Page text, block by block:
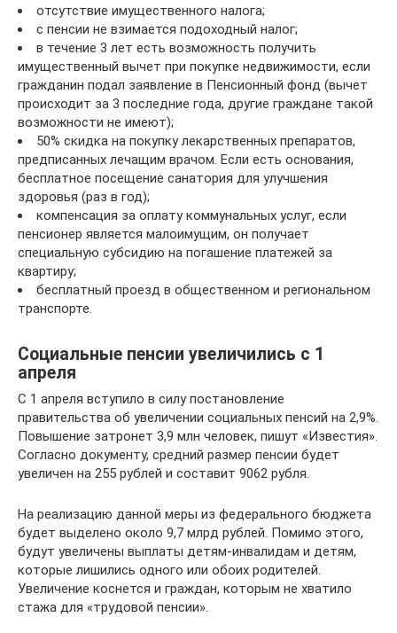
отсутствие имущественного налога;
с пенсии не взимается подоходный налог;
в течение 3 лет есть возможность получить
имущественный вычет при покупке недвижимости, если
гражданин подал заявление в Пенсионный фонд (вычет
происходит за 3 последние года, другие граждане такой
возможности не имеют);
50% скидка на покупку лекарственных препаратов,
предписанных лечащим врачом. Если есть основания,
бесплатное посещение санатория для улучшения
здоровья (раз в год);
компенсация за оплату коммунальных услуг, если
пенсионер является малоимущим, он получает
специальную субсидию на погашение платежей за
квартиру;
бесплатный проезд в общественном и региональном
транспорте.
Социальные пенсии увеличились с 1
апреля
С 1 апреля вступило в силу постановление
правительства об увеличении социальных пенсий на 2,9%.
Повышение затронет 3,9 млн человек, пишут «Известия».
Согласно документу, средний размер пенсии будет
увеличен на 255 рублей и составит 9062 рубля.
На реализацию данной меры из федерального бюджета
будет выделено около 9,7 млрд рублей. Помимо этого,
будут увеличены выплаты детям-инвалидам и детям,
которые лишились одного или обоих родителей.
Увеличение коснется и граждан, которым не хватило
стажа для «трудовой пенсии».